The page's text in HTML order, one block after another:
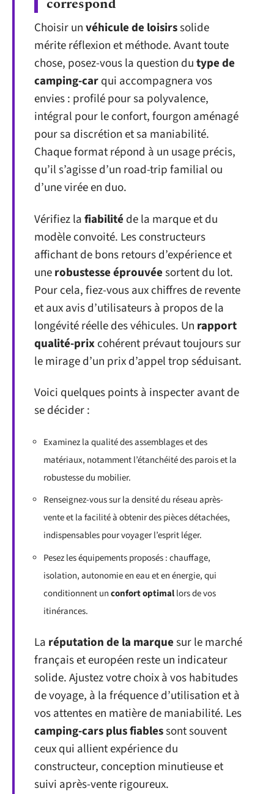
correspond
Choisir unvéhicule de loisirssolide
mérite réflexion et méthode. Avant toute
chose, posez-vous la question dutype de
camping-carqui accompagnera vos
envies : profilé pour sa polyvalence,
intégral pour le confort, fourgon aménagé
pour sa discrétion et sa maniabilité.
Chaque format répond à un usage précis,
qu’il s’agisse d’un road-trip familial ou
d’une virée en duo.
Vérifiez lafiabilité de la marque et du
modèle convoité. Les constructeurs
affichant de bons retours d’expérience et
unerobustesse éprouvéesortent du lot.
Pour cela, fiez-vous aux chiffres de revente
et aux avis d’utilisateurs à propos de la
longévité réelle des véhicules. Un rapport
qualité-prixcohérent prévaut toujours sur
le mirage d’un prix d’appel trop séduisant.
Voici quelques points à inspecter avant de
se décider :
Examinez la qualité des assemblages et des
matériaux, notamment l’étanchéité des parois et la
robustesse du mobilier.
Renseignez-vous sur la densité du réseau après-
vente et la facilité à obtenir des pièces détachées,
indispensables pour voyager l’esprit léger.
Pesez les équipements proposés : chauffage,
isolation, autonomie en eau et en énergie, qui
conditionnent unconfort optimallors de vos
itinérances.
La réputation de la marquesur le marché
français et européen reste un indicateur
solide. Ajustez votre choix à vos habitudes
de voyage, à la fréquence d’utilisation et à
vos attentes en matière de maniabilité. Les
camping-cars plus fiablessont souvent
ceux qui allient expérience du
constructeur, conception minutieuse et
suivi après-vente rigoureux.